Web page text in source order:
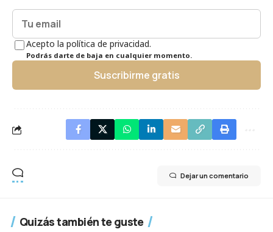
Acepto la política de privacidad.
Podrás darte de baja en cualquier momento.
Suscribirme gratis
Dejar un comentario
Quizás también te guste